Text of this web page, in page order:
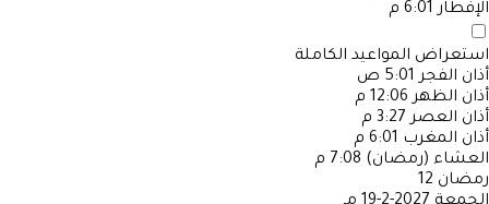
الإفطار 6:01 م
استعراض المواعيد الكاملة
أذان الفجر 5:01 ص
أذان الظهر 12:06 م
أذان العصر 3:27 م
أذان المغرب 6:01 م
العشاء (رمضان) 7:08 م
رمضان 12